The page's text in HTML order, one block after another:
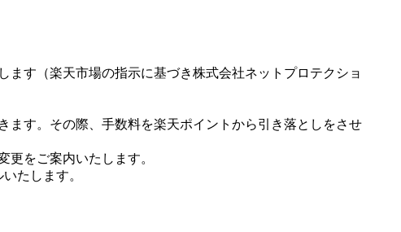
す（楽天市場の指示に基づき株式会社ネットプロテクショ
ます。その際、手数料を楽天ポイントから引き落としをさせ
をご案内いたします。
たします。